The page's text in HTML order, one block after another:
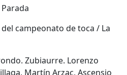
campeonato de toca / La
Zubiaurre. Lorenzo
Martín Arzac, Ascensio